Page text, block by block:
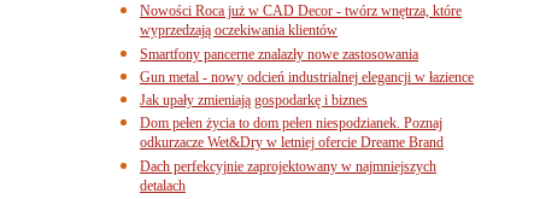
Nowości Roca już w CAD Decor - twórz wnętrza, które
wyprzedzają oczekiwania klientów
Smartfony pancerne znalazły nowe zastosowania
Gun metal - nowy odcień industrialnej elegancji w łazience
Jak upały zmieniają gospodarkę i biznes
Dom pełen życia to dom pełen niespodzianek. Poznaj
odkurzacze Wet&Dry w letniej ofercie Dreame Brand
Dach perfekcyjnie zaprojektowany w najmniejszych
detalach